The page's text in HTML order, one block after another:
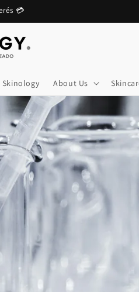
💳
Skinology About Us